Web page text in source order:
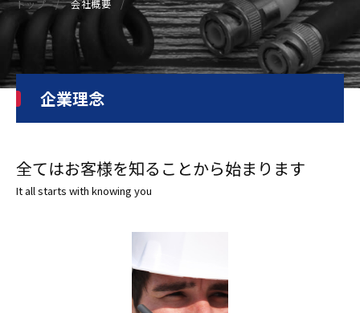
トップ 会社概要
企業理念
全てはお客様を知ることから始まります
It all starts with knowing you